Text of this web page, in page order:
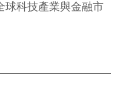
球科技產業與金融市